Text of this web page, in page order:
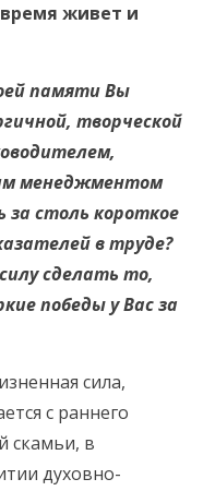
живет и
памяти Вы
творческой
менеджментом
за столь короткое
в труде?
сделать то,
победы у Вас за
сила,
с раннего
скамьи, в
духовно-